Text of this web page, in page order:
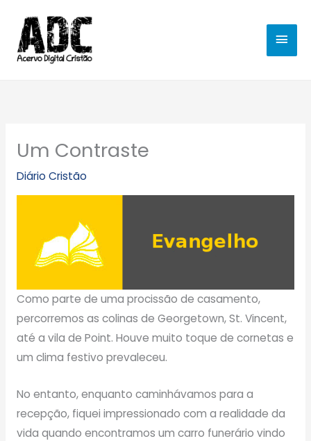
para
conteúdo
Um Contraste
Diário Cristão
Como parte de uma procissão de casamento,
percorremos as colinas de Georgetown, St. Vincent,
até a vila de Point. Houve muito toque de cornetas e
um clima festivo prevaleceu.
No entanto, enquanto caminhávamos para a
recepção, fiquei impressionado com a realidade da
vida quando encontramos um carro funerário vindo